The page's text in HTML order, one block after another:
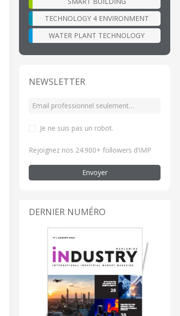
TECHNOLOGY 4 ENVIRONMENT
WATER PLANT TECHNOLOGY
NEWSLETTER
Je ne suis pas un robot.
Rejoignez nos 24.900+ followers d’IMP
Envoyer
DERNIER NUMÉRO